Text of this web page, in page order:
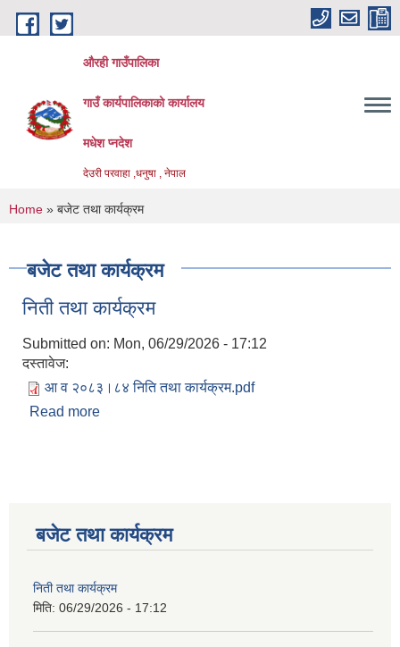
Skip to main content
औरही गाउँपालिका
गाउँ कार्यपालिकाको कार्यालय
मधेश प्नदेश
देउरी परवाहा ,धनुषा , नेपाल
You are here
Home » बजेट तथा कार्यक्रम
बजेट तथा कार्यक्रम
निती तथा कार्यक्रम
Submitted on: Mon, 06/29/2026 - 17:12
दस्तावेज:
आ व २०८३।८४ निति तथा कार्यक्रम.pdf
Read more
बजेट तथा कार्यक्रम
निती तथा कार्यक्रम
मिति: 06/29/2026 - 17:12